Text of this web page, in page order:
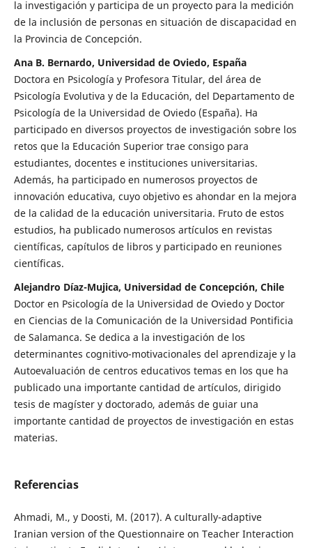
la investigación y participa de un proyecto para la medición
de la inclusión de personas en situación de discapacidad en
la Provincia de Concepción.
Ana B. Bernardo, Universidad de Oviedo, España
Doctora en Psicología y Profesora Titular, del área de
Psicología Evolutiva y de la Educación, del Departamento de
Psicología de la Universidad de Oviedo (España). Ha
participado en diversos proyectos de investigación sobre los
retos que la Educación Superior trae consigo para
estudiantes, docentes e instituciones universitarias.
Además, ha participado en numerosos proyectos de
innovación educativa, cuyo objetivo es ahondar en la mejora
de la calidad de la educación universitaria. Fruto de estos
estudios, ha publicado numerosos artículos en revistas
científicas, capítulos de libros y participado en reuniones
científicas.
Alejandro Díaz-Mujica, Universidad de Concepción, Chile
Doctor en Psicología de la Universidad de Oviedo y Doctor
en Ciencias de la Comunicación de la Universidad Pontificia
de Salamanca. Se dedica a la investigación de los
determinantes cognitivo-motivacionales del aprendizaje y la
Autoevaluación de centros educativos temas en los que ha
publicado una importante cantidad de artículos, dirigido
tesis de magíster y doctorado, además de guiar una
importante cantidad de proyectos de investigación en estas
materias.
Referencias
Ahmadi, M., y Doosti, M. (2017). A culturally-adaptive
Iranian version of the Questionnaire on Teacher Interaction